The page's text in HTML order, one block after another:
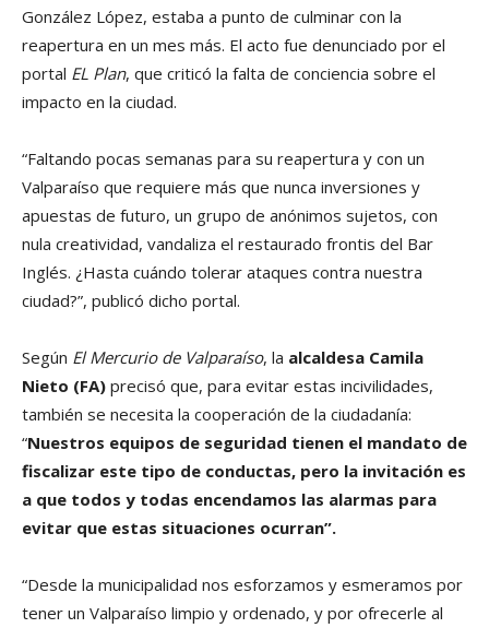
González López, estaba a punto de culminar con la
reapertura en un mes más. El acto fue denunciado por el
portal EL Plan, que criticó la falta de conciencia sobre el
impacto en la ciudad.
“Faltando pocas semanas para su reapertura y con un
Valparaíso que requiere más que nunca inversiones y
apuestas de futuro, un grupo de anónimos sujetos, con
nula creatividad, vandaliza el restaurado frontis del Bar
Inglés. ¿Hasta cuándo tolerar ataques contra nuestra
ciudad?”, publicó dicho portal.
Según El Mercurio de Valparaíso, la alcaldesa Camila
Nieto (FA) precisó que, para evitar estas incivilidades,
también se necesita la cooperación de la ciudadanía:
“Nuestros equipos de seguridad tienen el mandato de
fiscalizar este tipo de conductas, pero la invitación es
a que todos y todas encendamos las alarmas para
evitar que estas situaciones ocurran”.
“Desde la municipalidad nos esforzamos y esmeramos por
tener un Valparaíso limpio y ordenado, y por ofrecerle al